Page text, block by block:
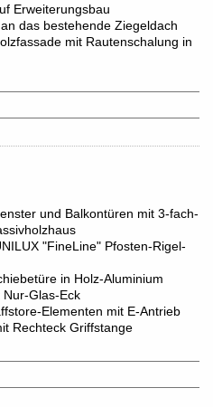
Erweiterungsbau
das bestehende Ziegeldach
mit Rautenschalung in
und Balkontüren mit 3-fach-
"FineLine" Pfosten-Rigel-
in Holz-Aluminium
Glas-Eck
Elementen mit E-Antrieb
Rechteck Griffstange